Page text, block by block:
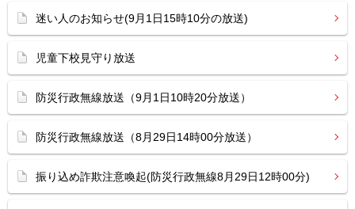
迷い人のお知らせ(9月1日15時10分の放送)
児童下校見守り放送
防災行政無線放送（9月1日10時20分放送）
防災行政無線放送（8月29日14時00分放送）
振り込め詐欺注意喚起(防災行政無線8月29日12時00分)